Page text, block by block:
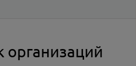
организаций